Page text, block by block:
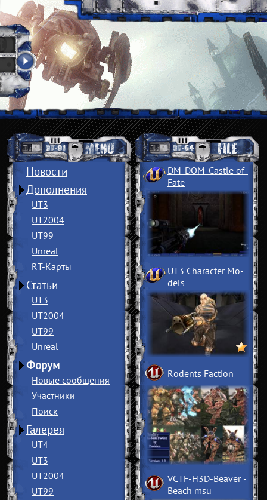
Новости
Дополнения
UT3
UT2004
UT99
Unreal
RT-Карты
Статьи
UT3
UT2004
UT99
Unreal
Форум
Новые сообщения
Участники
Поиск
Галерея
UT4
UT3
UT2004
UT99
DM-DOM-Castle of­
Fate
UT3 Character Mo­
dels
Rodents Faction
VCTF-H3D-Beaver ­
Beach msu